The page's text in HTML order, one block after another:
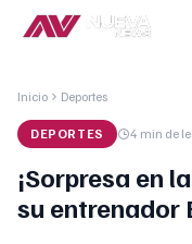
Inicio Deportes
DEPORTES 4 min de
¡Sorpresa en
su entrenador